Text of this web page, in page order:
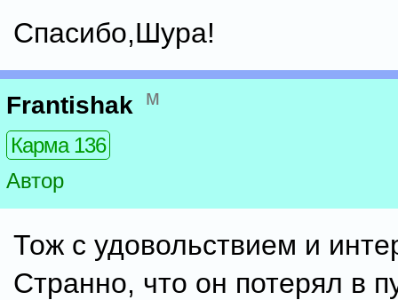
Спасибо,Шура!
Frantishak м
Карма 136
Автор
Тож с удовольствием и
Странно, что он потерял в